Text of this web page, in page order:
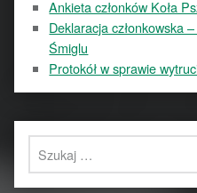
Ankieta członków Koła
Deklaracja członkowska
Śmiglu
Protokół w sprawie
Szukaj: